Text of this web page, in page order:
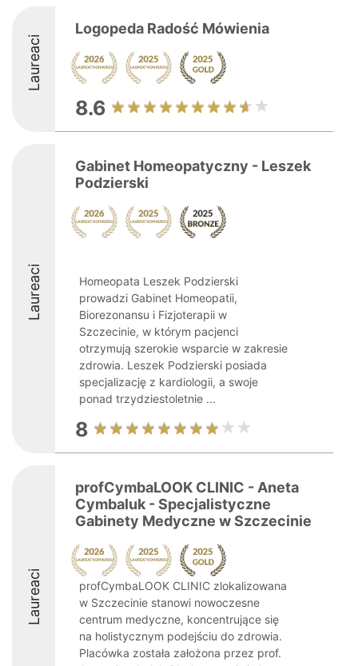
Laureaci
Logopeda Radość Mówienia
8.6
Laureaci
Gabinet Homeopatyczny - Leszek
Podzierski
Homeopata Leszek Podzierski
prowadzi Gabinet Homeopatii,
Biorezonansu i Fizjoterapii w
Szczecinie, w którym pacjenci
otrzymują szerokie wsparcie w zakresie
zdrowia. Leszek Podzierski posiada
specjalizację z kardiologii, a swoje
ponad trzydziestoletnie ...
8
Laureaci
profCymbaLOOK CLINIC - Aneta
Cymbaluk - Specjalistyczne
Gabinety Medyczne w Szczecinie
profCymbaLOOK CLINIC zlokalizowana
w Szczecinie stanowi nowoczesne
centrum medyczne, koncentrujące się
na holistycznym podejściu do zdrowia.
Placówka została założona przez prof.